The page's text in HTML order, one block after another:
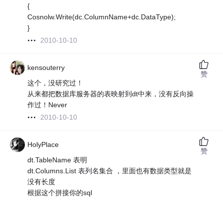
{
Cosnolw.Write(dc.ColumnName+dc.DataType);
}
2010-10-10
kensouterry
这个，没研究过！
从来都把数据库服务器的表映射到dt中来，没有反向操
作过！Never
2010-10-10
赞
HolyPlace
dt.TableName 表明
dt.Columns.List 表列名集合 ，里面也有数据类型就是
没有长度
根据这个拼接你的sql
赞